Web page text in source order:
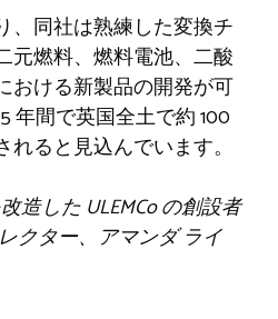
、同社は熟練した変換チ
元燃料、燃料電池、二酸
おける新製品の開発が可
年間で英国全土で約 100
ると見込んでいます。
造した ULEMCo の創設者
クター、アマンダ ライ